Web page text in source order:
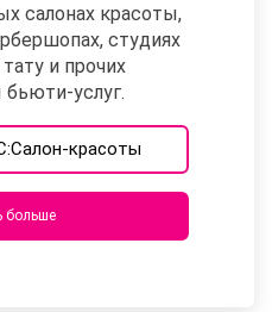
салонах красоты,
студиях
и прочих
услуг.
красоты
больше